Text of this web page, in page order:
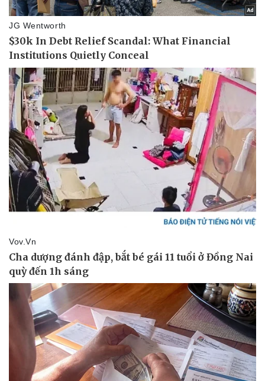
Pháp luật
Vụ án
Tin nóng
Tư vấn luật
Quân sự - Quốc phòng
Vũ khí
Việt Nam
Phân tích